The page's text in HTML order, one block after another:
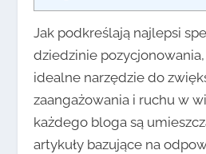
Jak podkreślają najlepsi
dziedzinie
idealne narzędzie do
zaangażowania i ruchu w
każdego bloga są
artykuły bazujące na